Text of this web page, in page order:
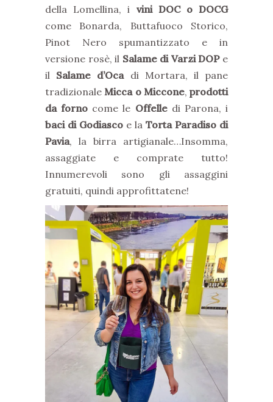
della Lomellina, i vini DOC o DOCG
come Bonarda, Buttafuoco Storico,
Pinot Nero spumantizzato e in
versione rosè, il Salame di Varzi DOPe
il Salame d’Ocadi Mortara, il pane
tradizionaleMicca o Miccone, prodotti
da forno come le Offelledi Parona, i
baci di Godiasco e la Torta Paradiso di
Pavia, la birra artigianale…Insomma,
assaggiate e comprate tutto!
Innumerevoli sono gli assaggini
gratuiti, quindi approfittatene!